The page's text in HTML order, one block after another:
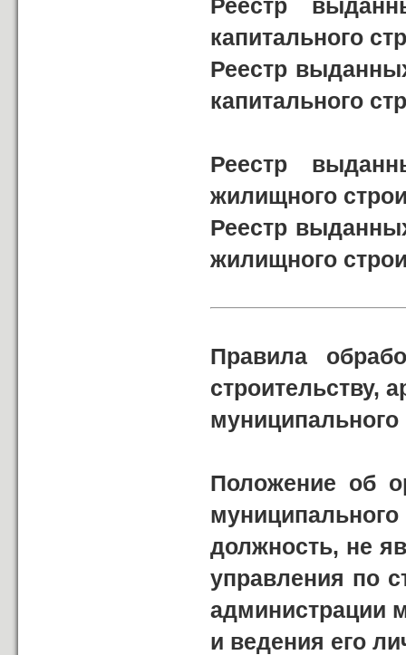
Реестр
капитального
Реестр
капитального
Реестр
жилищного
Реестр
жилищного
Правила
строительству,
Положение об
должность, не
управления по
администрации
и ведения его